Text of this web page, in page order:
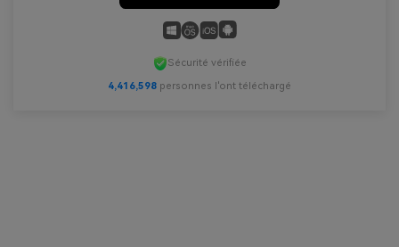
Sécurité vérifiée
4,416,598 personnes l'ont téléchargé